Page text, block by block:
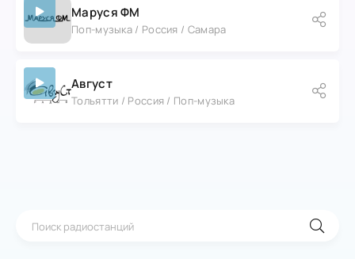
Маруся ФМ
Поп-музыка / Россия / Самара
Август
Тольятти / Россия / Поп-музыка